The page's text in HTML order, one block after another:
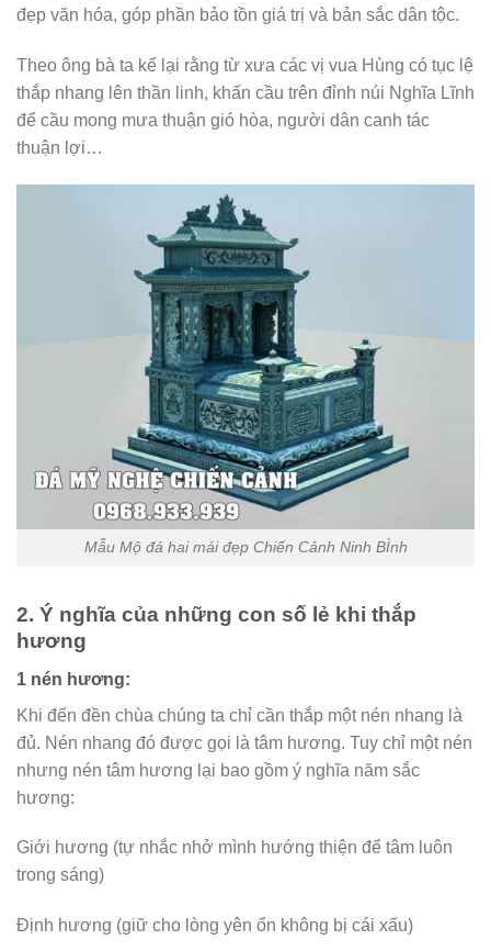
đẹp văn hóa, góp phần bảo tồn giá trị và bản sắc dân tộc.
Theo ông bà ta kể lại rằng từ xưa các vị vua Hùng có tục lệ
thắp nhang lên thần linh, khấn cầu trên đỉnh núi Nghĩa Lĩnh
để cầu mong mưa thuận gió hòa, người dân canh tác
thuận lợi…
Mẫu Mộ đá hai mái đẹp Chiến Cảnh Ninh BÌnh
2. Ý nghĩa của những con số lẻ khi thắp
hương
1 nén hương:
Khi đến đền chùa chúng ta chỉ cần thắp một nén nhang là
đủ. Nén nhang đó được gọi là tâm hương. Tuy chỉ một nén
nhưng nén tâm hương lại bao gồm ý nghĩa năm sắc
hương:
Giới hương (tự nhắc nhở mình hướng thiện để tâm luôn
trong sáng)
Định hương (giữ cho lòng yên ổn không bị cái xấu)